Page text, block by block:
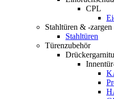
CPL
Stahltüren & -zargen
Stahltüren
Türenzubehör